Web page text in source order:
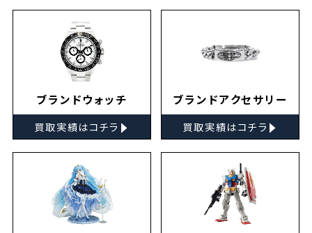
ブランドウォッチ
買取実績はコチラ ▸
ブランドアクセサリー
買取実績はコチラ ▸